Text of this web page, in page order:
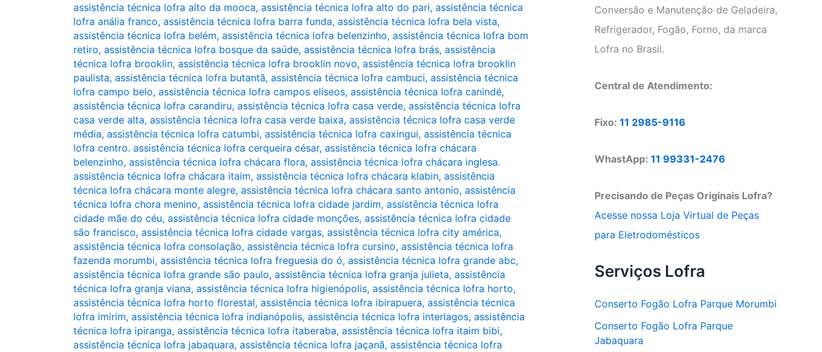
assistência técnica lofra alto da mooca, assistência técnica lofra alto do pari, assistência técnica
lofra anália franco, assistência técnica lofra barra funda, assistência técnica lofra bela vista,
assistência técnica lofra belém, assistência técnica lofra belenzinho, assistência técnica lofra bom
retiro, assistência técnica lofra bosque da saúde, assistência técnica lofra brás, assistência
técnica lofra brooklin, assistência técnica lofra brooklin novo, assistência técnica lofra brooklin
paulista, assistência técnica lofra butantã, assistência técnica lofra cambuci, assistência técnica
lofra campo belo, assistência técnica lofra campos elíseos, assistência técnica lofra canindé,
assistência técnica lofra carandiru, assistência técnica lofra casa verde, assistência técnica lofra
casa verde alta, assistência técnica lofra casa verde baixa, assistência técnica lofra casa verde
média, assistência técnica lofra catumbi, assistência técnica lofra caxingui, assistência técnica
lofra centro. assistência técnica lofra cerqueira césar, assistência técnica lofra chácara
belenzinho, assistência técnica lofra chácara flora, assistência técnica lofra chácara inglesa.
assistência técnica lofra chácara itaim, assistência técnica lofra chácara klabin, assistência
técnica lofra chácara monte alegre, assistência técnica lofra chácara santo antonio, assistência
técnica lofra chora menino, assistência técnica lofra cidade jardim, assistência técnica lofra
cidade mãe do céu, assistência técnica lofra cidade monções, assistência técnica lofra cidade
são francisco, assistência técnica lofra cidade vargas, assistência técnica lofra city américa,
assistência técnica lofra consolação, assistência técnica lofra cursino, assistência técnica lofra
fazenda morumbi, assistência técnica lofra freguesia do ó, assistência técnica lofra grande abc,
assistência técnica lofra grande são paulo, assistência técnica lofra granja julieta, assistência
técnica lofra granja viana, assistência técnica lofra higienópolis, assistência técnica lofra horto,
assistência técnica lofra horto florestal, assistência técnica lofra ibirapuera, assistência técnica
lofra imirim, assistência técnica lofra indianópolis, assistência técnica lofra interlagos, assistência
técnica lofra ipiranga, assistência técnica lofra itaberaba, assistência técnica lofra itaim bibi,
assistência técnica lofra jabaquara, assistência técnica lofra jaçanã, assistência técnica lofra
Conversão e Manutenção de Geladeira,
Refrigerador, Fogão, Forno, da marca
Lofra no Brasil.
Central de Atendimento:
Fixo: 11 2985-9116
WhastApp: 11 99331-2476
Precisando de Peças Originais Lofra?
Acesse nossa Loja Virtual de Peças
para Eletrodomésticos
Serviços Lofra
Conserto Fogão Lofra Parque Morumbi
Conserto Fogão Lofra Parque
Jabaquara